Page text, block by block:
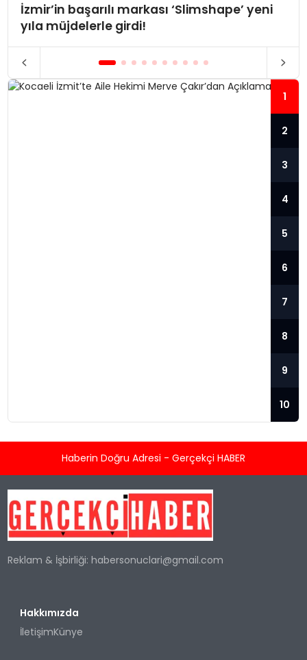
İzmir’in başarılı markası ‘Slimshape’ yeni
yıla müjdelerle girdi!
çıkarılan yönetmeliğin bu kanunu daha
olumlu değişiklikler içerdiğini açıkladı. Yapılan
değişiklikler sayesinde birinci basamak
sağlık hizmetlerinin daha düzenli
tutulmasına imkan sağlandığını vurguladı....
1
2
3
4
5
6
7
8
9
10
Haberin Doğru Adresi - Gerçekçi HABER
Reklam & İşbirliği:habersonuclari@gmail.com
Hakkımızda
İletişimKünye